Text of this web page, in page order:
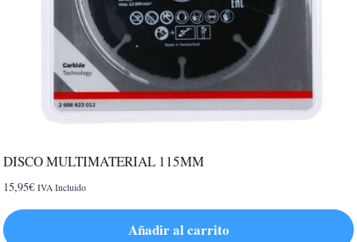
DISCO MULTIMATERIAL 115MM
15,95€ IVA Incluido
Añadir al carrito